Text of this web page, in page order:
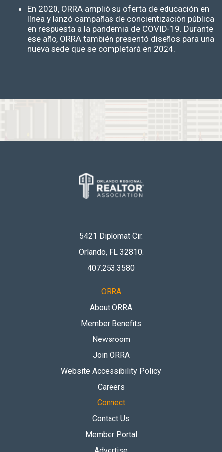
En 2020, ORRA amplió su oferta de educación en
línea y lanzó campañas de concientización pública
en respuesta a la pandemia de COVID-19. Durante
ese año, ORRA también presentó diseños para una
nueva sede que se completará en 2024.
5421 Diplomat Cir.
Orlando, FL 32810.
407.253.3580
ORRA
About ORRA
Member Benefits
Newsroom
Join ORRA
Website Accessibility Policy
Careers
Connect
Contact Us
Member Portal